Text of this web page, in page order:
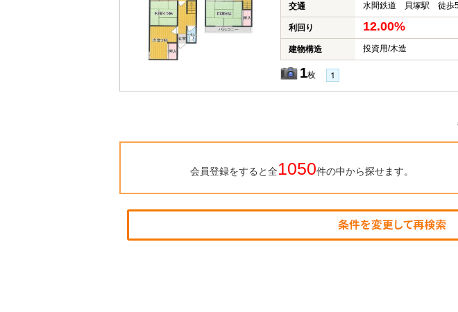
交通 水間鉄道 貝塚駅 徒歩
利回り 12.00%
建物構造 投資用/木造
1枚
会員登録をすると全1050件の中から探せます。